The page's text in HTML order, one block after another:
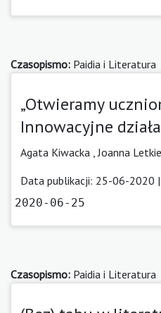
Czasopismo: Paidia i Literatura
„Otwieramy
Innowacyjne
Agata Kiwacka ,Joanna
Data publikacji: 25-06-2020 |
2020-06-25
Czasopismo: Paidia i Literatura